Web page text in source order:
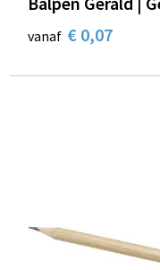
vanaf € 0,07